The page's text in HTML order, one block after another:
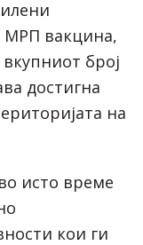
МРП вакцина,
број
достигна
на
исто време
кои ги